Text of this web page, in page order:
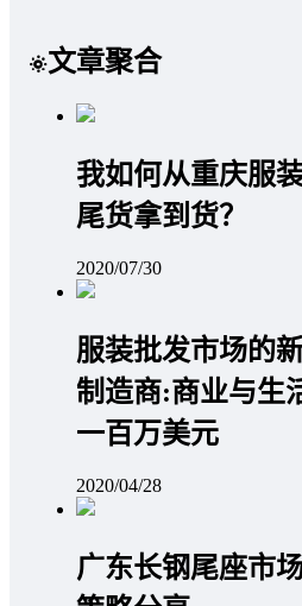
文章聚合
我如何从重庆服
尾货拿到货？
2020/07/30
服装批发市场的
制造商:商业与生
一百万美元
2020/04/28
广东长钢尾座市